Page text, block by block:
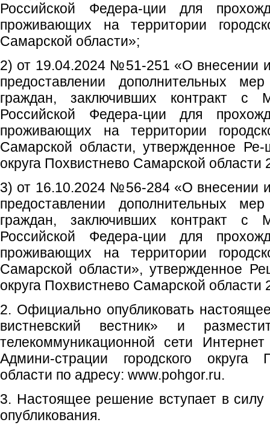
Российской Федера-ции для
проживающих на территории
Самарской области»;
2) от 19.04.2024 №51-251 «О внесении
предоставлении дополнительных
граждан, заключивших контракт с
Российской Федера-ции для
проживающих на территории
Самарской области, утвержденное
округа Похвистнево Самарской
3) от 16.10.2024 №56-284 «О внесении
предоставлении дополнительных
граждан, заключивших контракт с
Российской Федера-ции для
проживающих на территории
Самарской области», утвержденное
округа Похвистнево Самарской
2. Официально опубликовать
вистневский вестник» и
телекоммуникационной сети
Админи-страции городского округа
области по адресу: www.pohgor.ru.
3. Настоящее решение вступает в силу
опубликования.